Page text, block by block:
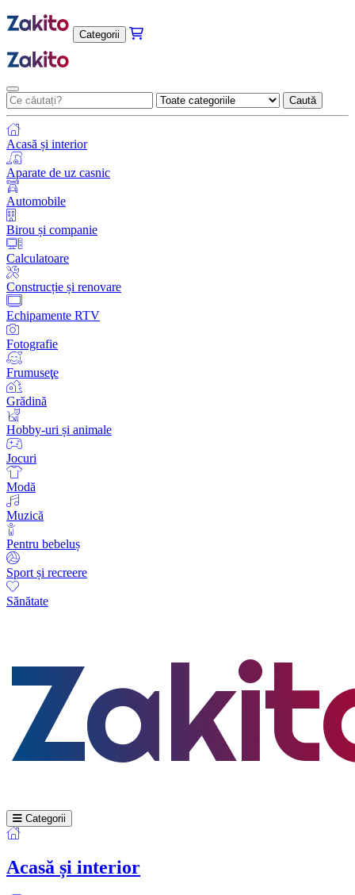
Categorii
Caută
Acasă și interior
Aparate de uz casnic
Automobile
Birou și companie
Calculatoare
Construcție și renovare
Echipamente RTV
Fotografie
Frumuseţe
Grădină
Hobby-uri și animale
Jocuri
Modă
Muzică
Pentru bebeluș
Sport și recreere
Sănătate
Categorii
Acasă și interior